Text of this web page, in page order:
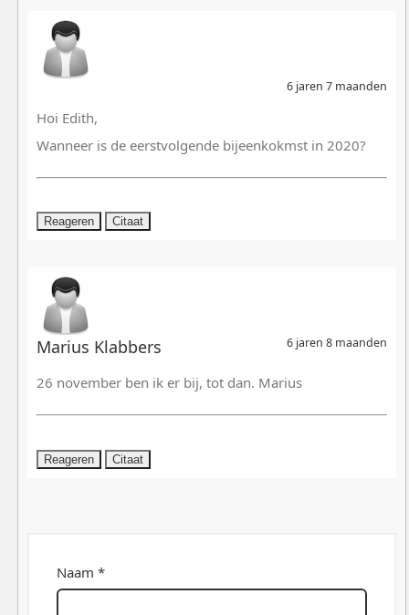
6 jaren 7 maanden
Hoi Edith,
Wanneer is de eerstvolgende bijeenkokmst in 2020?
Reageren Citaat
Marius Klabbers 6 jaren 8 maanden
26 november ben ik er bij, tot dan. Marius
Reageren Citaat
Naam *